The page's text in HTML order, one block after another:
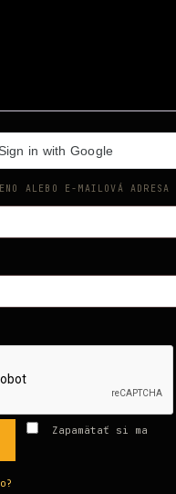
Sign in with Google
ALEBO E-MAILOVÁ ADRESA
Zapamätať si ma